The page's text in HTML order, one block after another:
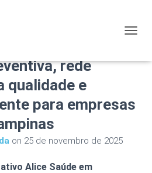
Corporativo Alice
com
rede
qualidade e
para empresas
on 25 de novembro de 2025
Alice Saúde em